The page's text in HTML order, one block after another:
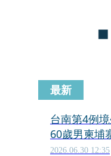
最新
台南第4例
60歲男柬埔
2026.06.30 12:35